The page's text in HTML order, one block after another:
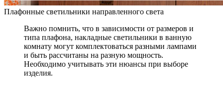
Плафонные светильники направленного света
Важно помнить, что в зависимости от размеров и
типа плафона, накладные светильники в ванную
комнату могут комплектоваться разными лампами
и быть рассчитаны на разную мощность.
Необходимо учитывать эти нюансы при выборе
изделия.